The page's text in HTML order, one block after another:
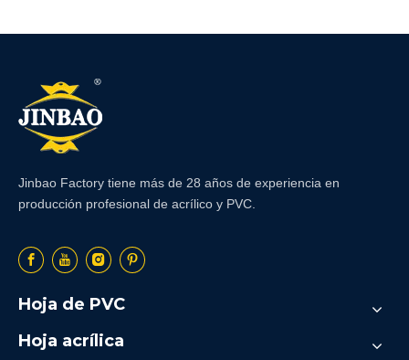
Jinbao Factory tiene más de 28 años de experiencia en
producción profesional de acrílico y PVC.
Hoja de PVC
Hoja acrílica